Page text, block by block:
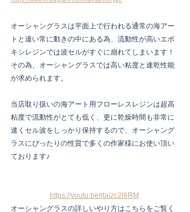
オーシャングラスは平面上で行われる通常の海アー
トと違い常に動きの中にある為、流動性が高いエポ
キシレジンでは波セルがすぐに崩れてしまいます！
その為、オーシャングラスでは高い粘度と速乾性能
が求められます。
当店取り扱いの海アート用フローレスレジンは超高
粘度で流動性がとても低く、更に乾燥時間も非常に
速くセル波をしっかり保持するので、オーシャング
ラスにぴったりの性質で多くの作家様にお使い頂い
ております♪
https://youtu.be/rtaizc2l6RM
オーシャングラスの詳しいやり方はこちらをご覧く